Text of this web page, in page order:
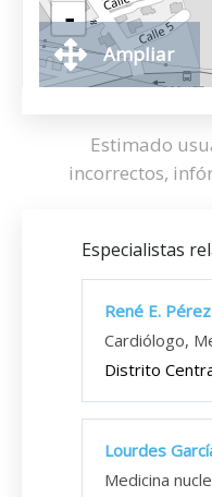
-
Ampliar
Estimado
incorrectos,
Especialistas
René E.
Cardiólogo,
Distrito
Lourdes
Medicina